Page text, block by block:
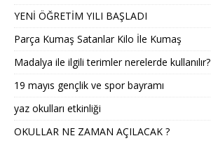
YENİ ÖĞRETİM YILI BAŞLADI
Parça Kumaş Satanlar Kilo İle Kumaş
Madalya ile ilgili terimler nerelerde kullanılır?
19 mayıs gençlik ve spor bayramı
yaz okulları etkinliği
OKULLAR NE ZAMAN AÇILACAK ?